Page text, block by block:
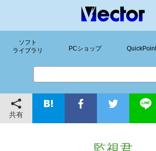
ソフト
ライブラリ
PCショップ QuickPoint
共有